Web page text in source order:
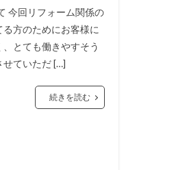
今回リフォーム関係の
方のためにお客様に
とても働きやすそう
せていただ […]
続きを読む